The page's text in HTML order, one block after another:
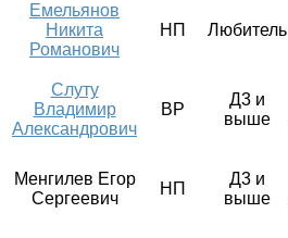
Емельянов
Никита
Романович
НП Любитель
Слуту
Владимир
Александрович
ВР
Д3 и
выше
Менгилев Егор
Сергеевич
НП
Д3 и
выше